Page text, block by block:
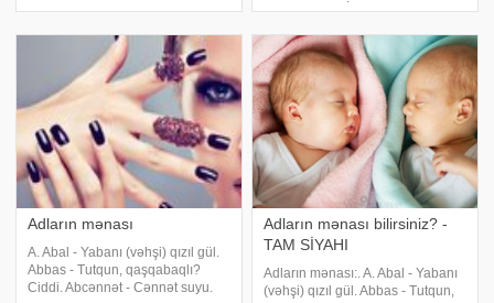
orqanın işindən asılıdır. Bu zərif
vəzi sıradan çıxarmaq ço
Şərqşünaslıq İnstitutunun
şərqşünas alim, filologiya elmləri
doktoru, professor Aida
İmanquliyevanın anadan
olmasını
Adların mənası
A. Abal - Yabanı (vəhşi) qızıl gül.
Abbas - Tutqun, qaşqabaqlı?
Ciddi. Abcənnət - Cənnət suyu.
Adların mənası bilirsiniz? -
TAM SİYAHI
Adların mənası:. A. Abal - Yabanı
(vəhşi) qızıl gül. Abbas - Tutqun,